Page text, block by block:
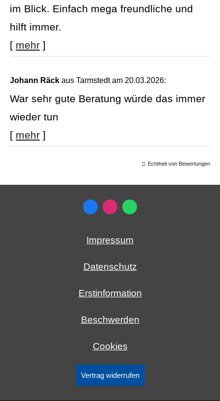
im Blick. Einfach mega freundliche und
hilft immer.
[ mehr ]
Johann Räck aus Tarmstedt am 20.03.2026:
War sehr gute Beratung würde das immer
wieder tun
[ mehr ]
Echtheit von Bewertungen
Impressum
Datenschutz
Erstinformation
Beschwerden
Cookies
Vertrag widerrufen